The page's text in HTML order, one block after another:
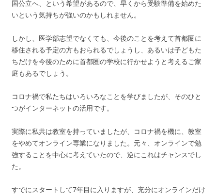
国公立へ、という希望があるので、早くから受験準備を始めた
いという気持ちが強いのかもしれません。
しかし、医学部志望でなくても、今後のことを考えて首都圏に
移住される予定の方もおられるでしょうし、あるいは子どもた
ちだけを今後のために首都圏の学校に行かせようと考えるご家
庭もあるでしょう。
コロナ禍で私たちはいろいろなことを学びましたが、そのひと
つがインターネットの活用です。
実際に私共は教室を持っていましたが、コロナ禍を機に、教室
をやめてオンライン専業になりました。元々、オンラインで勉
強することを中心に考えていたので、逆にこれはチャンスでし
た。
すでにスタートして7年目に入りますが、充分にオンラインだけ